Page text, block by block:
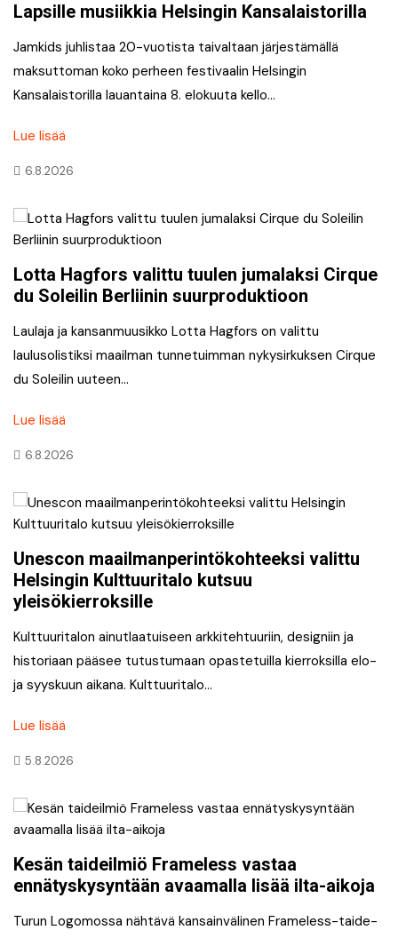
Lapsille musiikkia Helsingin Kansalaistorilla
Jamkids juhlistaa 20-vuotista taivaltaan järjestämällä
maksuttoman koko perheen festivaalin Helsingin
Kansalaistorilla lauantaina 8. elokuuta kello…
Lue lisää
6.8.2026
Lotta Hagfors valittu tuulen jumalaksi Cirque
du Soleilin Berliinin suurproduktioon
Laulaja ja kansanmuusikko Lotta Hagfors on valittu
laulusolistiksi maailman tunnetuimman nykysirkuksen Cirque
du Soleilin uuteen…
Lue lisää
6.8.2026
Unescon maailmanperintökohteeksi valittu
Helsingin Kulttuuritalo kutsuu
yleisökierroksille
Kulttuuritalon ainutlaatuiseen arkkitehtuuriin, designiin ja
historiaan pääsee tutustumaan opastetuilla kierroksilla elo-
ja syyskuun aikana. Kulttuuritalo…
Lue lisää
5.8.2026
Kesän taideilmiö Frameless vastaa
ennätyskysyntään avaamalla lisää ilta-aikoja
Turun Logomossa nähtävä kansainvälinen Frameless-taide-